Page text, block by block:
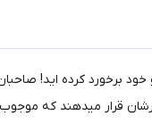
خود برخورد کرده اید!
قرار میدهند که